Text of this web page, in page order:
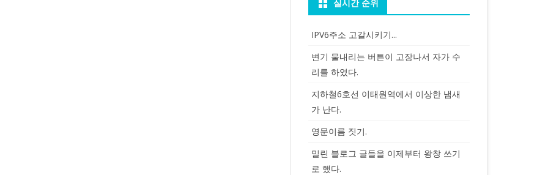
실시간 순위
IPV6주소 고갈시키기...
변기 물내리는 버튼이 고장나서 자가 수
리를 하였다.
지하철6호선 이태원역에서 이상한 냄새
가 난다.
영문이름 짓기.
밀린 블로그 글들을 이제부터 왕창 쓰기
로 했다.